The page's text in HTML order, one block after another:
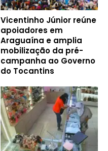
Vicentinho Júnior reúne
apoiadores em
Araguaína e amplia
mobilização da pré-
campanha ao Governo
do Tocantins